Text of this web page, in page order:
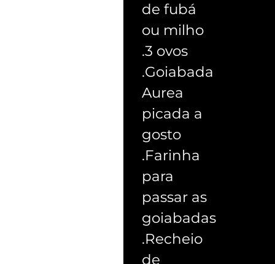
de fubá
ou milho
.3 ovos
.Goiabada
Aurea
picada a
gosto
.Farinha
para
passar as
goiabadas
.Recheio
de